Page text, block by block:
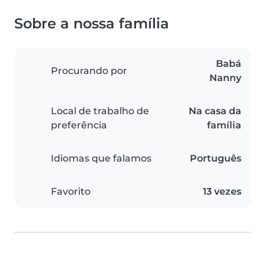
Sobre a nossa família
Procurando por
Babá
Nanny
Local de trabalho de
preferência
Na casa da
família
Idiomas que falamos Português
Favorito 13 vezes